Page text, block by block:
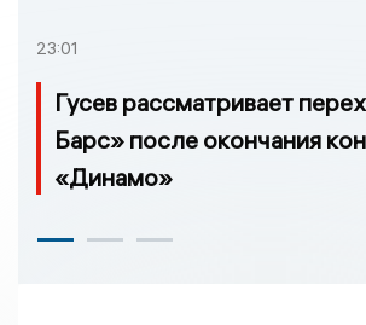
23:01
Гусев рассматривает
Барс» после окончания
«Динамо»